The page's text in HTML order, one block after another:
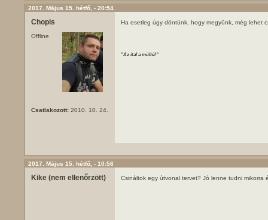
2017. Május 15. hétfő, - 20:54
Chopis
Offline
Csatlakozott: 2010. 10. 24.
Ha esetleg úgy döntünk, hogy megyünk, még lehet
"Az ital a múlté!"
2017. Május 15. hétfő, - 10:56
Kike (nem ellenőrzött) Csináltok egy útvonal tervet? Jó lenne tudni mikorra